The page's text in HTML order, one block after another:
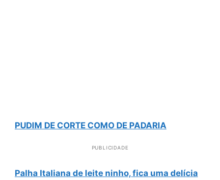
PUDIM DE CORTE COMO DE PADARIA
PUBLICIDADE
Palha Italiana de leite ninho, fica uma delícia